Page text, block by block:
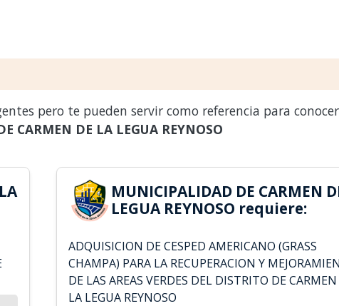
pero te pueden servir como referencia para
CARMEN DE LA LEGUA REYNOSO
MUNICIPALIDAD DE CARMEN
LEGUA REYNOSO requiere:
ADQUISICION DE CESPED AMERICANO (GRASS
CHAMPA) PARA LA RECUPERACION Y
DE LAS AREAS VERDES DEL DISTRITO DE
LA LEGUA REYNOSO